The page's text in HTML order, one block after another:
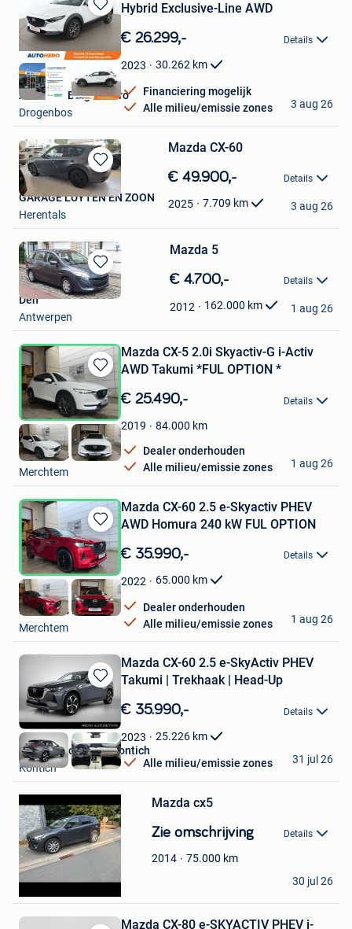
Bewaren
in
Favorieten
Hybrid Exclusive-Line AWD
€ 26.299,- Details
2023 30.262 km
Financiering mogelijk
Alle milieu/emissie zones
Autohero Belgium Pro
Drogenbos
3 aug 26
Bewaren
in
Mijn
Mazda CX-60
€ 49.900,- Details
2025 7.709 km
GARAGE LUYTEN EN ZOON
Herentals
3 aug 26
Bewaren
in
Mazda 5
€ 4.700,- Details
2012 162.000 km
Den
Antwerpen
1 aug 26
Bewaren
in
Mijn
Favorieten
Mazda CX-5 2.0i Skyactiv-G i-Activ
AWD Takumi *FUL OPTION *
€ 25.490,- Details
2019 84.000 km
Dealer onderhouden
Alle milieu/emissie zones
Ben's Cars BV
Merchtem
1 aug 26
Bewaren
in
Mijn
Favorieten
Mazda CX-60 2.5 e-Skyactiv PHEV
AWD Homura 240 kW FUL OPTION
€ 35.990,- Details
2022 65.000 km
Dealer onderhouden
Alle milieu/emissie zones
Ben's Cars BV
Merchtem
1 aug 26
Bewaren
in
Mijn
Favorieten
Mazda CX-60 2.5 e-SkyActiv PHEV
Takumi | Trekhaak | Head-Up
€ 35.990,- Details
2023 25.226 km
Alle milieu/emissie zones
Hedin Automotive Kontich
Kontich
31 jul 26
Bewaren
Mijn
Favorieten
Mazda cx5
Zie omschrijving Details
2014 75.000 km
Ced
30 jul 26
Mazda CX-80 e-SKYACTIV PHEV i-